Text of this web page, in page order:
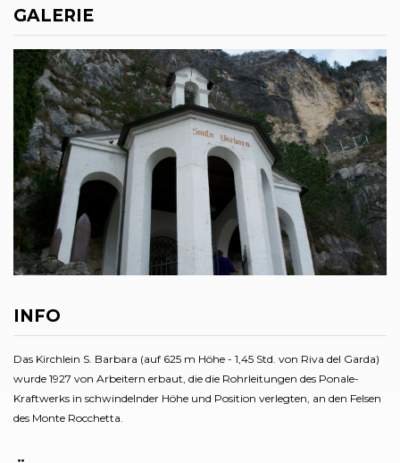
GALERIE
INFO
Das Kirchlein S. Barbara (auf 625 m Höhe - 1,45 Std. von Riva del Garda)
wurde 1927 von Arbeitern erbaut, die die Rohrleitungen des Ponale-
Kraftwerks in schwindelnder Höhe und Position verlegten, an den Felsen
des Monte Rocchetta.